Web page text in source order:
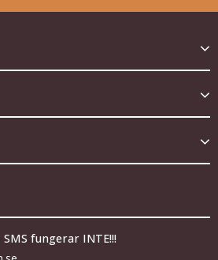
SMS fungerar INTE!!!